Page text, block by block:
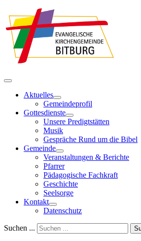
Aktuelles
Gemeindeprofil
Gottesdienste
Unsere Predigtstätten
Musik
Gespräche Rund um die Bibel
Gemeinde
Veranstaltungen & Berichte
Pfarrer
Pädagogische Fachkraft
Geschichte
Seelsorge
Kontakt
Datenschutz
Suchen ...